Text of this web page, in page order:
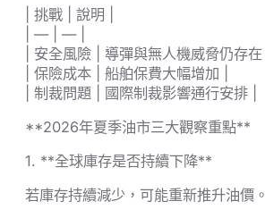
| 挑戰 | 說明 |
| — | — |
| 安全風險 | 導彈與無人機威脅仍存在 |
| 保險成本 | 船舶保費大幅增加 |
| 制裁問題 | 國際制裁影響通行安排 |
**2026年夏季油市三大觀察重點**
1. **全球庫存是否持續下降**
若庫存持續減少，可能重新推升油價。